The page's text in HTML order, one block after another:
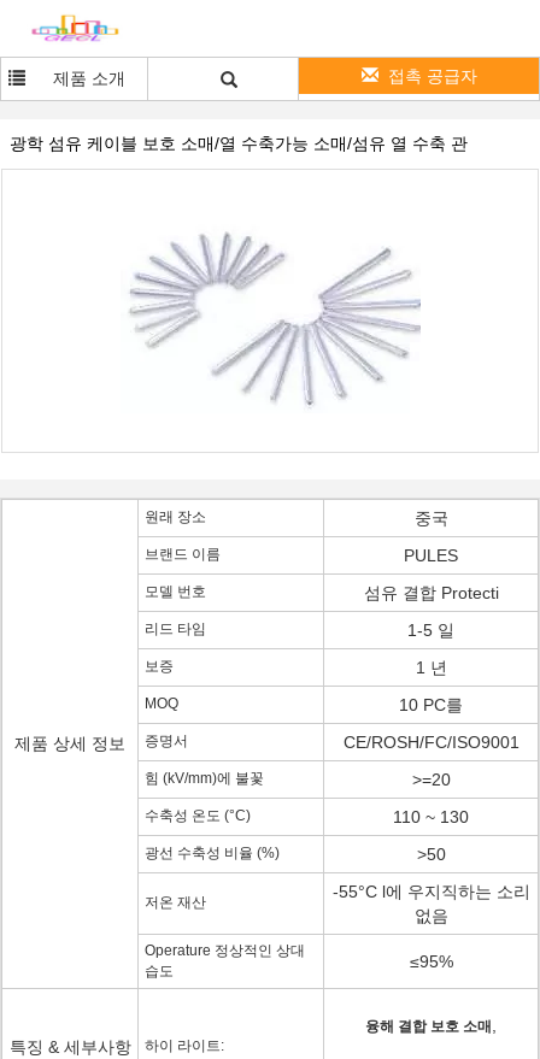
제품 소개 접촉 공급자
광학 섬유 케이블 보호 소매/열 수축가능 소매/섬유 열 수축 관
제품 상세 정보
원래 장소 중국
브랜드 이름 PULES
모델 번호 섬유 결합 Protecti
리드 타임 1-5 일
보증 1 년
MOQ 10 PC를
증명서 CE/ROSH/FC/ISO9001
힘 (kV/mm)에 불꽃 >=20
수축성 온도 (°C) 110 ~ 130
광선 수축성 비율 (%) >50
저온 재산
-55°C l에 우지직하는 소리
없음
Operature 정상적인 상대
습도
≤95%
특징 & 세부사항 하이 라이트:
융해 결합 보호 소매